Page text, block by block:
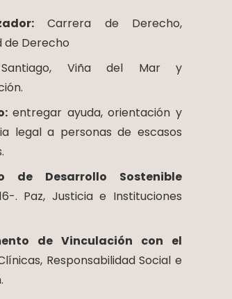
Carrera de Derecho,
de Derecho
Viña del Mar y
entregar ayuda, orientación y
legal a personas de escasos
de Desarrollo Sostenible
. Paz, Justicia e Instituciones
de Vinculación con el
Responsabilidad Social e